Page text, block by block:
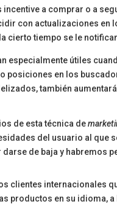
incentive a comprar o a
con actualizaciones en
cierto tiempo se le
especialmente útiles
posiciones en los
también
de esta técnica de
del usuario al que
de baja y habremos
clientes internacionales
productos en su idioma,